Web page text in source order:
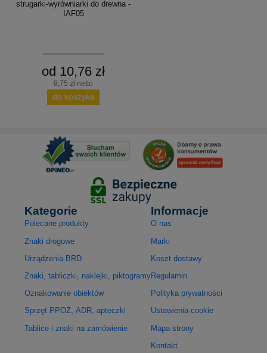
strugarki-wyrówniarki do drewna -
IAF05
od 10,76 zł
8,75 zł netto
do koszyka
Kategorie
Polecane produkty
Znaki drogowe
Urządzenia BRD
Znaki, tabliczki, naklejki, piktogramy
Oznakowanie obiektów
Sprzęt PPOŻ, ADR, apteczki
Tablice i znaki na zamówienie
Informacje
O nas
Marki
Koszt dostawy
Regulamin
Polityka prywatności
Ustawienia cookie
Mapa strony
Kontakt